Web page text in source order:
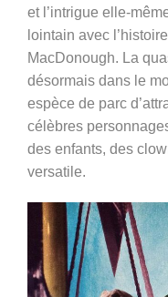
et l’intrigue elle-
lointain avec
MacDonough. La
désormais dans le
espèce de parc
célèbres
des enfants, des
versatile.